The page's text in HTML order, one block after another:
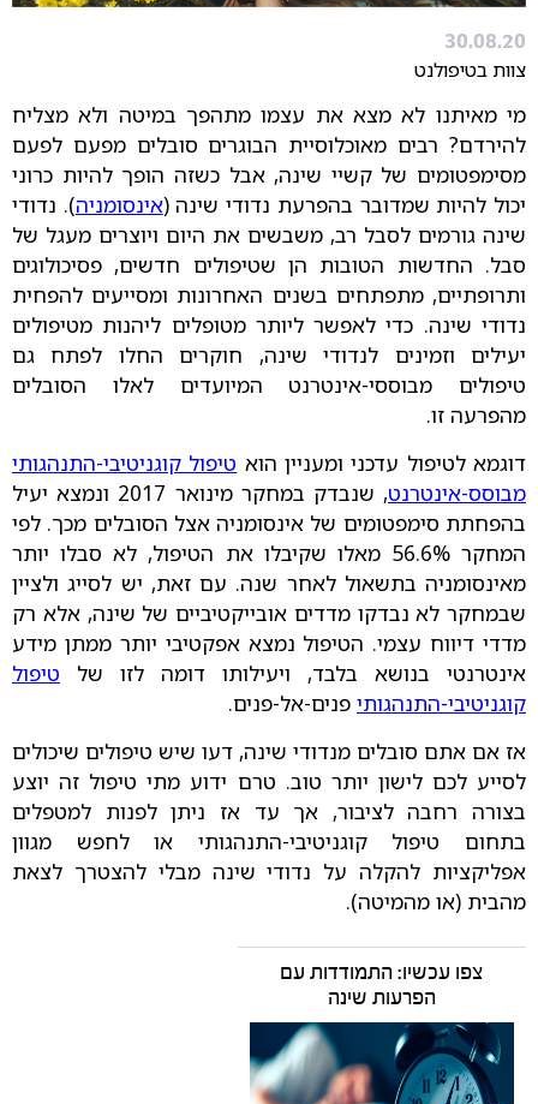
30.08.20
צוות בטיפולנט
מי מאיתנו לא מצא את עצמו מתהפך במיטה ולא מצליח
להירדם? רבים מאוכלוסיית הבוגרים סובלים מפעם לפעם
מסימפטומים של קשיי שינה, אבל כשזה הופך להיות כרוני
יכול להיות שמדובר בהפרעת נדודי שינה (אינסומניה). נדודי
שינה גורמים לסבל רב, משבשים את היום ויוצרים מעגל של
סבל. החדשות הטובות הן שטיפולים חדשים, פסיכולוגים
ותרופתיים, מתפתחים בשנים האחרונות ומסייעים להפחית
נדודי שינה. כדי לאפשר ליותר מטופלים ליהנות מטיפולים
יעילים וזמינים לנדודי שינה, חוקרים החלו לפתח גם
טיפולים מבוססי-אינטרנט המיועדים לאלו הסובלים
מהפרעה זו.
דוגמא לטיפול עדכני ומעניין הוא טיפול קוגניטיבי-התנהגותי
מבוסס-אינטרנט
, שנבדק במחקר מינואר 2017 ונמצא יעיל
בהפחתת סימפטומים של אינסומניה אצל הסובלים מכך. לפי
המחקר 56.6% מאלו שקיבלו את הטיפול, לא סבלו יותר
מאינסומניה בתשאול לאחר שנה. עם זאת, יש לסייג ולציין
שבמחקר לא נבדקו מדדים אובייקטיביים של שינה, אלא רק
מדדי דיווח עצמי. הטיפול נמצא אפקטיבי יותר ממתן מידע
אינטרנטי בנושא בלבד, ויעילותו דומה לזו של טיפול
קוגניטיבי-התנהגותי פנים-אל-פנים.
אז אם אתם סובלים מנדודי שינה, דעו שיש טיפולים שיכולים
לסייע לכם לישון יותר טוב. טרם ידוע מתי טיפול זה יוצע
בצורה רחבה לציבור, אך עד אז ניתן לפנות למטפלים
בתחום טיפול קוגניטיבי-התנהגותי או לחפש מגוון
אפליקציות להקלה על נדודי שינה מבלי להצטרך לצאת
מהבית (או מהמיטה).
צפו עכשיו: התמודדות עם
הפרעות שינה